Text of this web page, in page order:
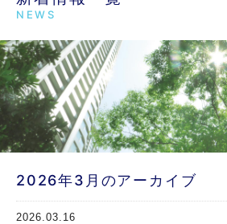
NEWS
2026年3月のアーカイブ
2026.03.16